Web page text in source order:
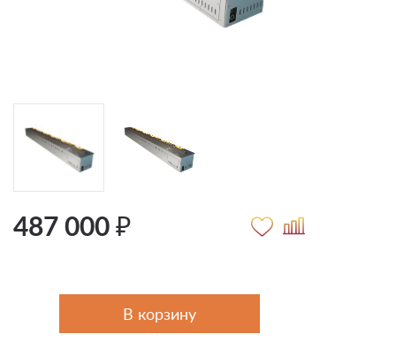
487 000 ₽
В корзину